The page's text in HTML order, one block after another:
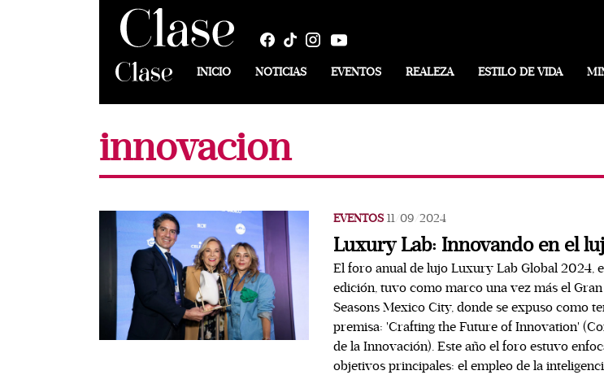
INICIO NOTICIAS EVENTOS REALEZA ESTILO DE VIDA
innovacion
EVENTOS 11/09/2024
Luxury Lab: Innovando en el
El foro anual de lujo Luxury Lab Global 2024,
edición, tuvo como marco una vez más el
Seasons Mexico City, donde se expuso como
premisa: 'Crafting the Future of Innovation'
de la Innovación). Este año el foro estuvo
objetivos principales: el empleo de la